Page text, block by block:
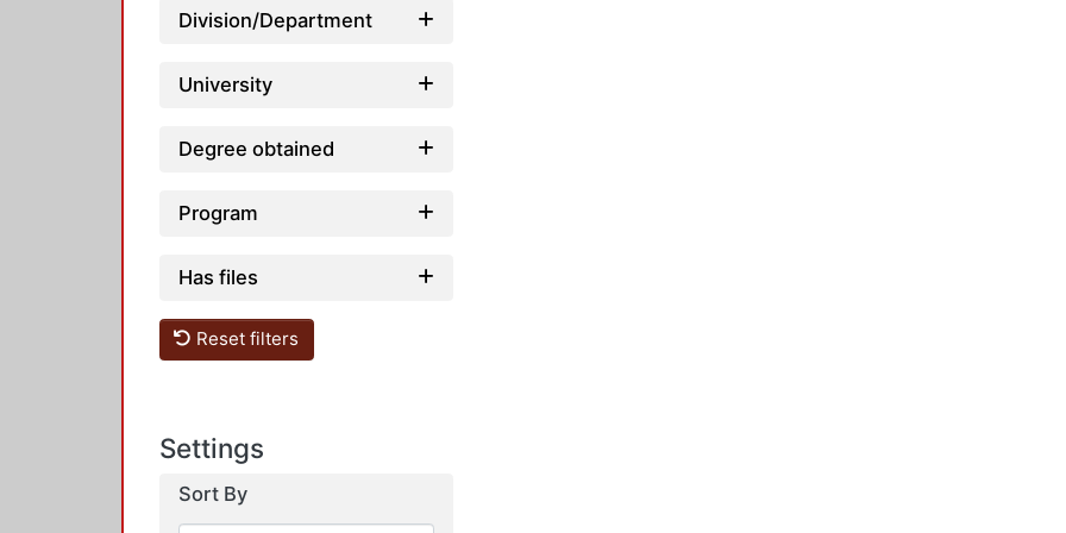
Division/Department
University
Degree obtained
Program
Has files
Reset filters
Settings
Sort By